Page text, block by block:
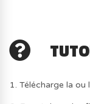
1. Télécharge la ou